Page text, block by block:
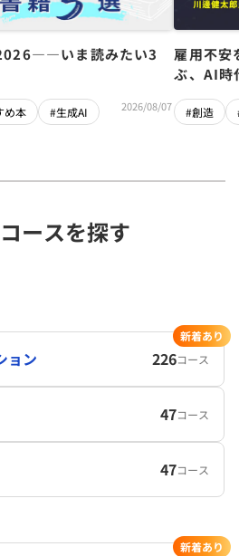
いま読みたい3
め本 #生成AI 2026/08/07
雇用不
ぶ、AI時
#創造
ースを探す
ョン 226コース
新着あり
47コース
47コース
新着あり